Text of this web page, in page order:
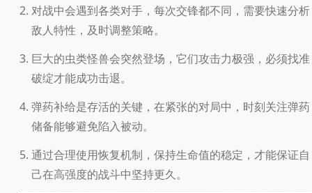
对战中会遇到各类对手，每次交锋都不同，需要快速分析
敌人特性，及时调整策略。
巨大的虫类怪兽会突然登场，它们攻击力极强，必须找准
破绽才能成功击退。
弹药补给是存活的关键，在紧张的对局中，时刻关注弹药
储备能够避免陷入被动。
通过合理使用恢复机制，保持生命值的稳定，才能保证自
己在高强度的战斗中坚持更久。